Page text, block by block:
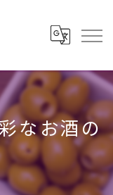
なお酒の